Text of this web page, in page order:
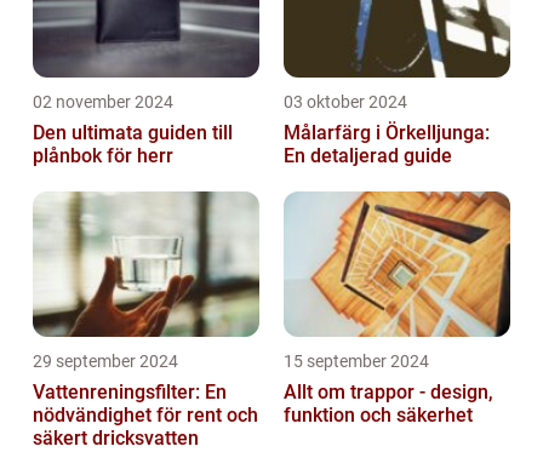
02 november 2024
Den ultimata guiden till
plånbok för herr
03 oktober 2024
Målarfärg i Örkelljunga:
En detaljerad guide
29 september 2024
Vattenreningsfilter: En
nödvändighet för rent och
säkert dricksvatten
15 september 2024
Allt om trappor - design,
funktion och säkerhet